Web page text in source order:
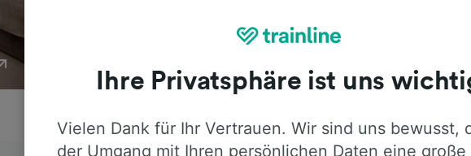
Ihre Privatsphäre ist uns
Vielen Dank für Ihr Vertrauen. Wir sind uns bewusst,
der Umgang mit Ihren persönlichen Daten eine große